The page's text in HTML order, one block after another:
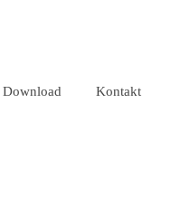
Download Kontakt